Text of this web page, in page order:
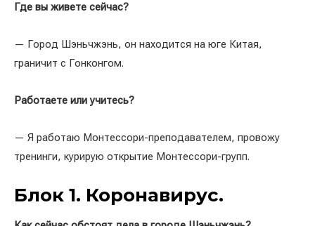
Где вы живете сейчас?
— Город Шэньчжэнь, он находится на юге Китая,
граничит с Гонконгом.
Работаете или учитесь?
— Я работаю Монтессори-преподавателем, провожу
тренинги, курирую открытие Монтессори-групп.
Блок 1. Коронавирус.